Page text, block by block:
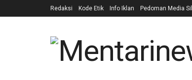
Redaksi Kode Etik Info Iklan Pedoman Media